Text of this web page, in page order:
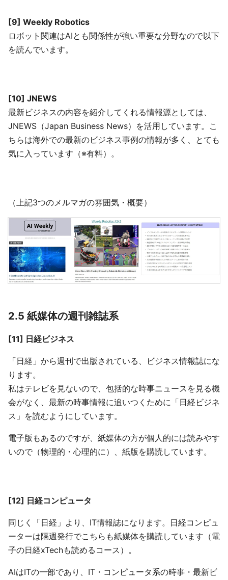
[9] Weekly Robotics
ロボット関連はAIとも関係性が強い重要な分野なので以下
を読んでいます。
[10] JNEWS
最新ビジネスの内容を紹介してくれる情報源としては、
JNEWS（Japan Business News）を活用しています。こ
ちらは海外での最新のビジネス事例の情報が多く、とても
気に入っています（※有料）。
（上記3つのメルマガの雰囲気・概要）
2.5 紙媒体の週刊雑誌系
[11] 日経ビジネス
「日経」から週刊で出版されている、ビジネス情報誌にな
ります。
私はテレビを見ないので、包括的な時事ニュースを見る機
会がなく、最新の時事情報に追いつくために「日経ビジネ
ス」を読むようにしています。
電子版もあるのですが、紙媒体の方が個人的には読みやす
いので（物理的・心理的に）、紙版を購読しています。
[12] 日経コンピュータ
同じく「日経」より、IT情報誌になります。日経コンピュ
ーターは隔週発行でこちらも紙媒体を購読しています（電
子の日経xTechも読めるコース）。
AIはITの一部であり、IT・コンピュータ系の時事・最新ビ